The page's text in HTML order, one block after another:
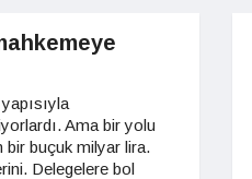
Ama bir yolu
bir buçuk milyar lira.
Delegelere bol